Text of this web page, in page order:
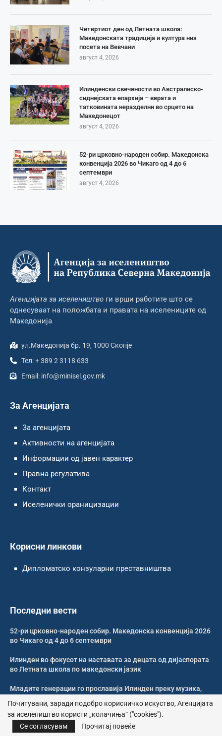
Четвртиот ден од Летната школа:
Македонската традиција и култура низ
посета на Вевчани
август 4, 2026
Илинденски свечености во Австралиско-
сиднејската епархија – верата и
татковината неразделни во срцето на
Македонецот
август 4, 2026
52-ри црковно-народен собир. Македонска
конвенција 2026 во Чикаго од 4 до 6
септември
август 4, 2026
Агенцијата за иселеништво ги врши работите што се
однесуваат на положбата и правата на иселениците од
Македонија
ул.Македонија бр. 19, 1000 Скопје
Тел: + 389 2 3118 633
Email: info@minisel.gov.mk
За Агенцијата
За агенцијата
Активности на агенцијата
Информации од јавен карактер
Правна регулатива
Контакт
Иселенички ораницизации
Корисни линкови
Дипломатско конзуларни преставништва
Последни вести
52-ри црковно-народен собир. Македонска конвенција 2026
во Чикаго од 4 до 6 септември
Илинден во фокусот на наставата за децата од дијаспората
во Летната школа по македонски јазик
Младите генерации го прославија Илинден преку музика,
Свечено и молитвено одбележан Илинден во Џилонг
Почитувани, заради подобро корисничко искуство, Агенцијата
за иселеништво користи „колачиња“ ("cookies").
Се согласувам
Прочитај повеќе